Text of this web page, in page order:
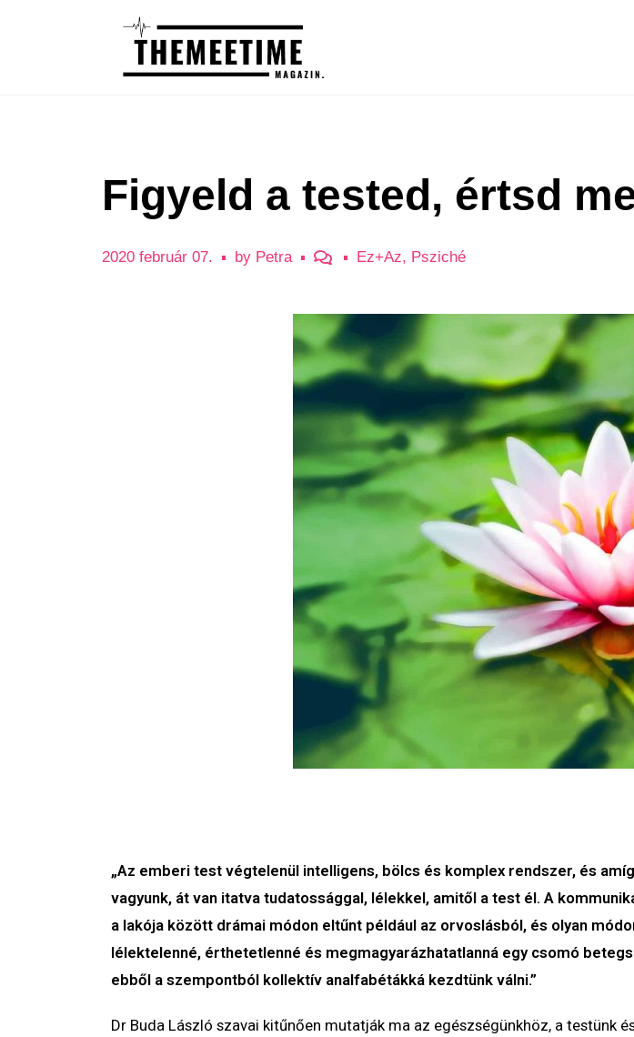
Figyeld a tested, értsd
2020 február 07. by Petra Ez+Az, Psziché
„Az emberi test végtelenül intelligens, bölcs és komplex rendszer, és
vagyunk, át van itatva tudatossággal, lélekkel, amitől a test él. A
a lakója között drámai módon eltűnt például az orvoslásból, és olyan
lélektelenné, érthetetlenné és megmagyarázhatatlanná egy csomó
ebből a szempontból kollektív analfabétákká kezdtünk válni.”
Dr Buda László szavai kitűnően mutatják ma az egészségünkhöz, a testünk